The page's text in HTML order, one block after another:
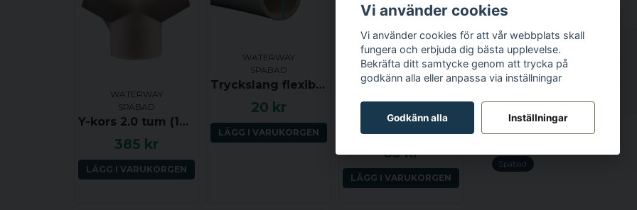
WATERWAY
SPABAD
Y-kors 2.0 tum (120 grader) ho-ho-ho
385 kr
LÄGG I VARUKORGEN
WATERWAY
SPABAD
Tryckslang flexibel
20 kr
LÄGG I VARUKORGEN
WATERWAY
SPABAD
85 kr
LÄGG I VARUKORGEN
Egenskaper
Vikt
Specifikation
Vikt
Ställ en produktfråga
question
Fråga oss något om
Spabad
Vi använder cookies
Vi använder cookies för att vår webbplats skall
fungera och erbjuda dig bästa upplevelse.
Bekräfta ditt samtycke genom att trycka på
godkänn alla eller anpassa via inställningar
Godkänn alla Inställningar